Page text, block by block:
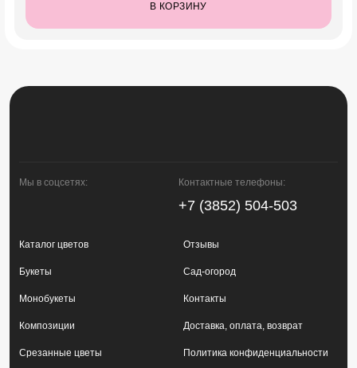
В КОРЗИНУ
Каталог цветов
Букеты
Монобукеты
Композиции
Срезанные цветы
Отзывы
Сад-огород
Контакты
Доставка, оплата, возврат
Политика конфиденциальности
Мы в соцсетях: Контактные телефоны:
+7 (3852) 504-503